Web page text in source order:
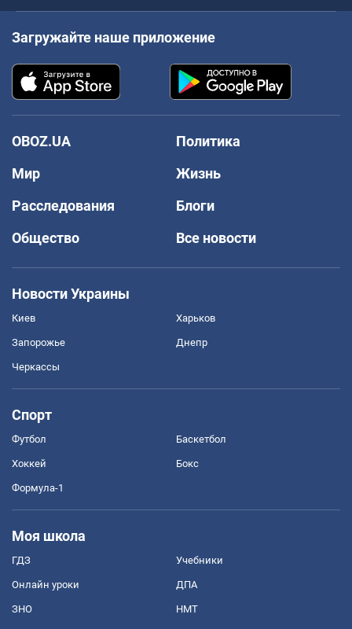
Загружайте наше приложение
OBOZ.UA
Политика
Мир
Жизнь
Расследования
Блоги
Общество
Все новости
Новости Украины
Киев Харьков
Запорожье Днепр
Черкассы
Спорт
Футбол Баскетбол
Хоккей Бокс
Формула-1
Моя школа
ГДЗ Учебники
Онлайн уроки ДПА
ЗНО НМТ